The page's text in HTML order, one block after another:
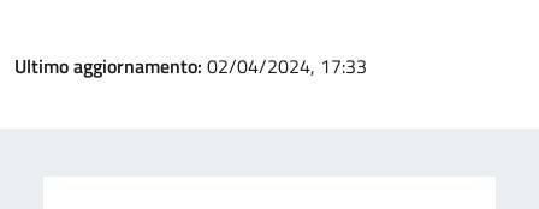
Ultimo aggiornamento: 02/04/2024, 17:33